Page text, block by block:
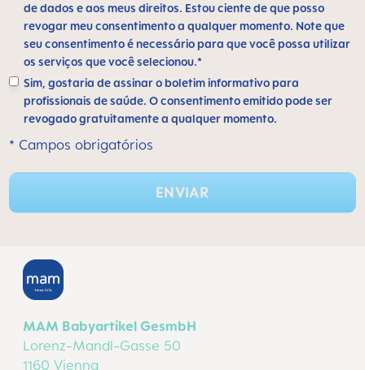
de dados e aos meus direitos. Estou ciente de que posso
revogar meu consentimento a qualquer momento. Note que
seu consentimento é necessário para que você possa utilizar
os serviços que você selecionou.*
Sim, gostaria de assinar o boletim informativo para
profissionais de saúde. O consentimento emitido pode ser
revogado gratuitamente a qualquer momento.
* Campos obrigatórios
ENVIAR
MAM Babyartikel GesmbH
Lorenz-Mandl-Gasse 50
1160 Vienna